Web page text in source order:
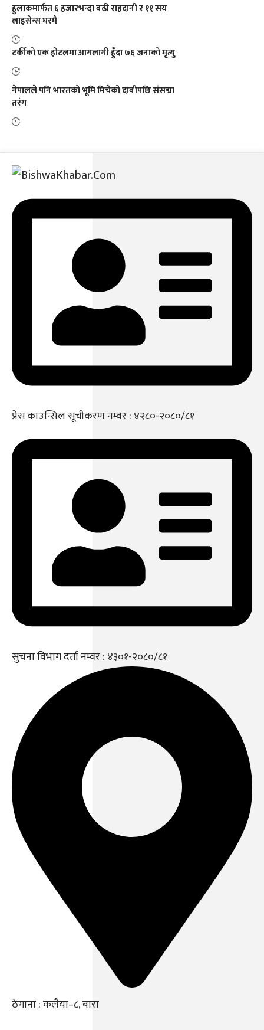
हुलाकमार्फत ६ हजारभन्दा बढी राहदानी र ११ सय
लाइसेन्स घरमै
टर्कीको एक होटलमा आगलागी हुँदा ७६ जनाको मृत्यु
नेपालले पनि भारतको भूमि मिचेको दाबीपछि संसद्मा
तरंग
प्रेस काउन्सिल सूचीकरण नम्वर : ४२८०-२०८०/८१
सुचना विभाग दर्ता नम्वर : ४३०१-२०८०/८१
ठेगाना : कलैया–८, बारा